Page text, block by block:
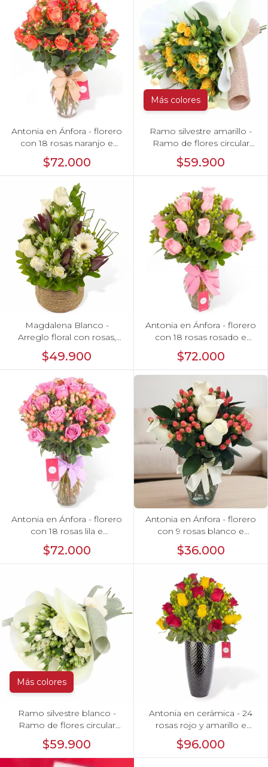
Antonia en Ánfora - florero
con 18 rosas naranjo e
hypericum
$72.000
Más colores
Ramo silvestre amarillo -
Ramo de flores circular
con rosas amarillas,
claveles, astromelias e
hypericum verde
$59.900
Magdalena Blanco -
Arreglo floral con rosas,
gerbera y astromelias
blancas
$49.900
Antonia en Ánfora - florero
con 18 rosas rosado e
hypericum
$72.000
Antonia en Ánfora - florero
con 18 rosas lila e
hypericum
$72.000
Antonia en Ánfora - florero
con 9 rosas blanco e
hypericum
$36.000
Más colores
Ramo silvestre blanco -
Ramo de flores circular
con rosas blancas, claveles
blancos, astromelias e
hypericum verde
$59.900
Antonia en cerámica - 24
rosas rojo y amarillo e
hypericum
$96.000